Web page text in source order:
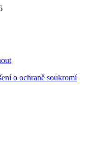
o ochraně soukromí